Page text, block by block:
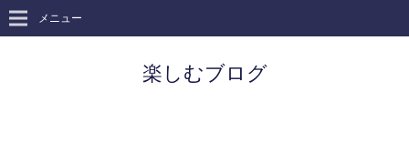
楽しむブログ
メニュー